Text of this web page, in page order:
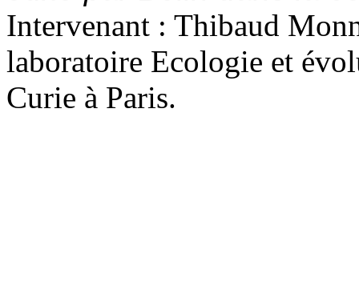
Intervenant : Thibaud
laboratoire Ecologie et
Curie à Paris.